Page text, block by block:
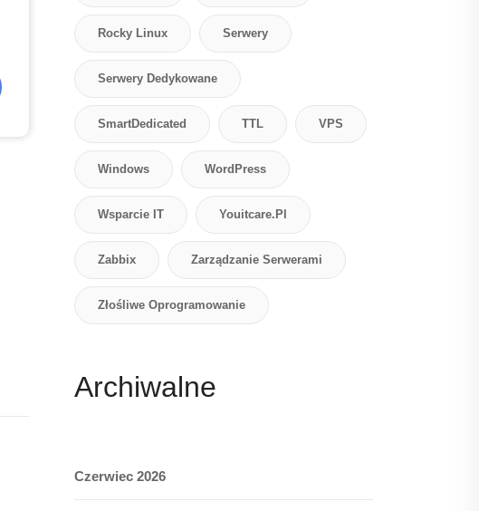
Rocky Linux Serwery
Serwery Dedykowane
SmartDedicated TTL VPS
Windows WordPress
Wsparcie IT Youitcare.pl
Zabbix Zarządzanie Serwerami
Złośliwe Oprogramowanie
Archiwalne
Czerwiec 2026